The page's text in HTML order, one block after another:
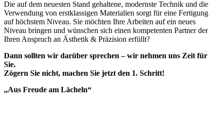
Die auf dem neuesten Stand gehaltene, modernste Technik und die
Verwendung von erstklassigen Materialien sorgt für eine Fertigung
auf höchstem Niveau. Sie möchten Ihre Arbeiten auf ein neues
Niveau bringen und wünschen sich einen kompetenten Partner der
Ihren Anspruch an Ästhetik & Präzision erfüllt?
Dann sollten wir darüber sprechen – wir nehmen uns Zeit für
Sie.
Zögern Sie nicht, machen Sie jetzt den 1. Schritt!
,,Aus Freude am Lächeln“